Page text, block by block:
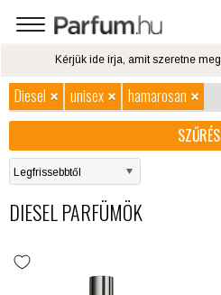
Diesel unisex
hamarosan
SZŰRÉS
DIESEL PARFÜMÖK